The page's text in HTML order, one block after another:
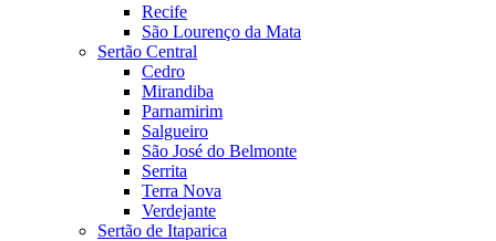
Recife
São Lourenço da Mata
Sertão Central
Cedro
Mirandiba
Parnamirim
Salgueiro
São José do Belmonte
Serrita
Terra Nova
Verdejante
Sertão de Itaparica